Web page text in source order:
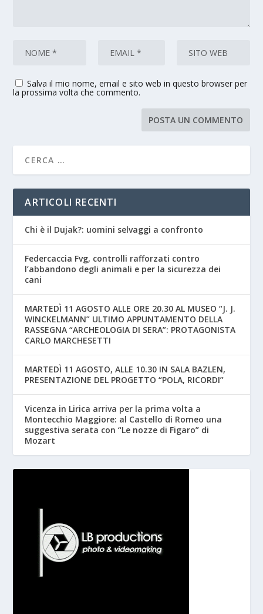
Salva il mio nome, email e sito web in questo browser per
la prossima volta che commento.
ARTICOLI RECENTI
Chi è il Dujak?: uomini selvaggi a confronto
Federcaccia Fvg, controlli rafforzati contro
l’abbandono degli animali e per la sicurezza dei
cani
MARTEDÌ 11 AGOSTO ALLE ORE 20.30 AL MUSEO “J. J.
WINCKELMANN” ULTIMO APPUNTAMENTO DELLA
RASSEGNA “ARCHEOLOGIA DI SERA”: PROTAGONISTA
CARLO MARCHESETTI
MARTEDÌ 11 AGOSTO, ALLE 10.30 IN SALA BAZLEN,
PRESENTAZIONE DEL PROGETTO “POLA, RICORDI”
Vicenza in Lirica arriva per la prima volta a
Montecchio Maggiore: al Castello di Romeo una
suggestiva serata con “Le nozze di Figaro” di
Mozart